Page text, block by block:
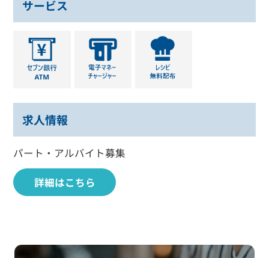
サービス
求人情報
パート・アルバイト募集
詳細はこちら